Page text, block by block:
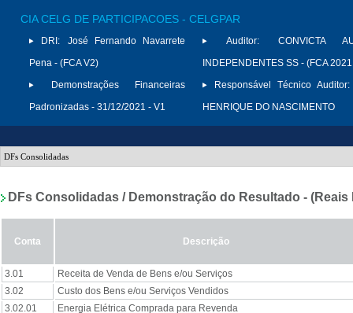
CIA CELG DE PARTICIPACOES - CELGPAR
DRI:
José Fernando Navarrete
Pena - (FCA V2)
Demonstrações Financeiras
Padronizadas - 31/12/2021 - V1
Auditor:
CONVICTA
INDEPENDENTES SS - (FCA
Responsável Técnico Auditor:
HENRIQUE DO NASCIMENTO